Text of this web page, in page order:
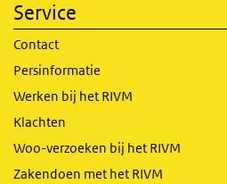
Service
Contact
Persinformatie
Werken bij het RIVM
Klachten
Woo-verzoeken bij het RIVM
Zakendoen met het RIVM